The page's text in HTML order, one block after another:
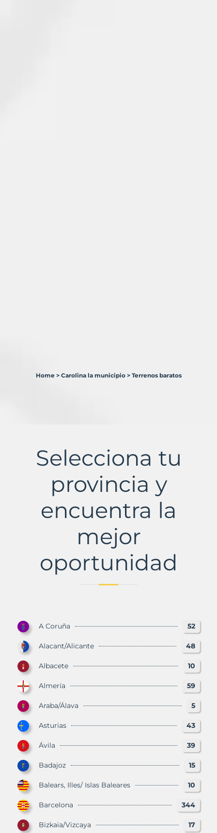
Murbalands
Home > Carolina la municipio > Terrenos baratos
Selecciona tu
provincia y
encuentra la
mejor
oportunidad
A Coruña 52
Alacant/Alicante 48
Albacete 10
Almería 59
Araba/Álava 5
Asturias 43
Ávila 39
Badajoz 15
Balears, Illes/ Islas Baleares 10
Barcelona 344
Bizkaia/Vizcaya 17